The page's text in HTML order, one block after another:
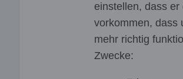
einstellen, dass
vorkommen, dass
mehr richtig
Zwecke: